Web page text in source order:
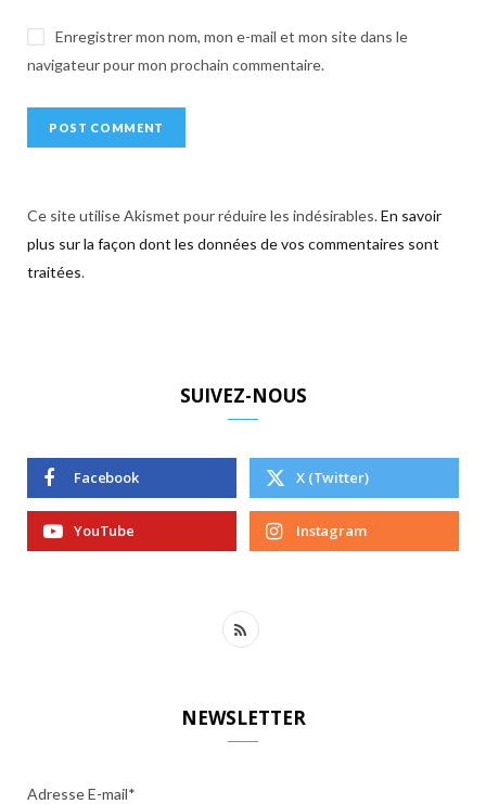
Enregistrer mon nom, mon e-mail et mon site dans le
navigateur pour mon prochain commentaire.
Ce site utilise Akismet pour réduire les indésirables.En savoir
plus sur la façon dont les données de vos commentaires sont
traitées.
SUIVEZ-NOUS
Facebook X (Twitter)
YouTube Instagram
R
NEWSLETTER
Adresse E-mail*